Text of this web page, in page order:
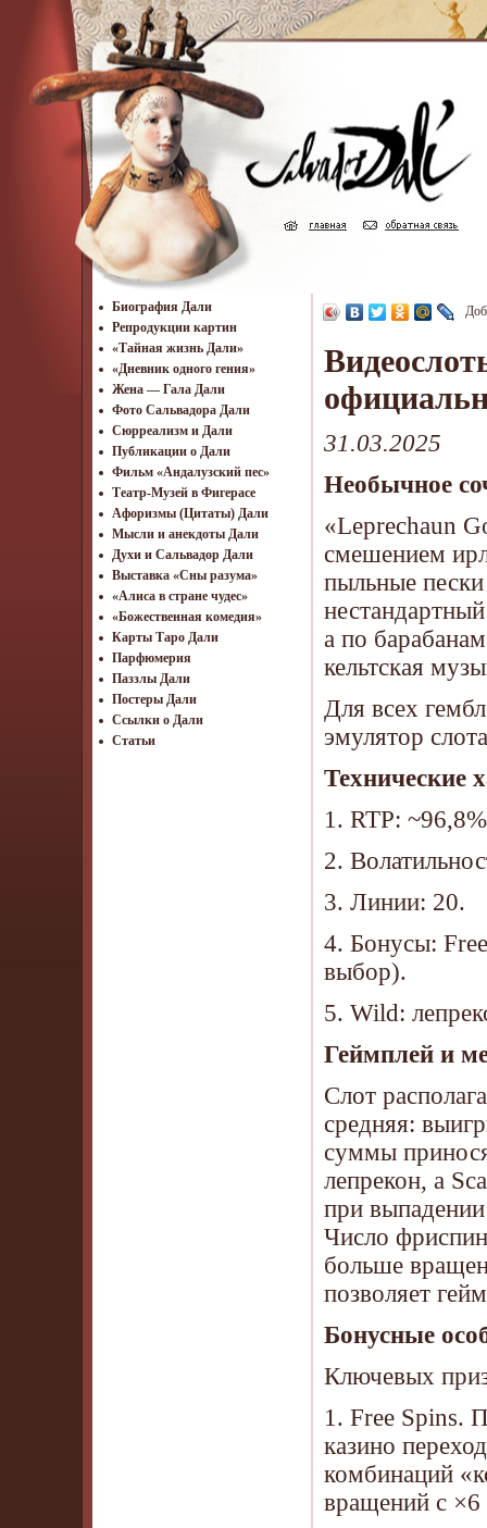
Биография Дали
Репродукции картин
«Тайная жизнь Дали»
«Дневник одного гения»
Жена — Гала Дали
Фото Сальвадора Дали
Cюрреализм и Дали
Публикации о Дали
Фильм «Андалузский пес»
Театр-Музей в Фигерасе
Афоризмы (Цитаты) Дали
Мысли и анекдоты Дали
Духи и Сальвадор Дали
Выставка «Сны разума»
«Алиса в стране чудес»
«Божественная комедия»
Карты Таро Дали
Парфюмерия
Паззлы Дали
Постеры Дали
Ссылки о Дали
Статьи
31.03.2025
Необычное
«Leprechaun
смешением
пыльные
а по
кельтская
Для всех
эмулятор
Технические
1. RTP:
2.
3. Линии: 20.
4. Бонусы:
выбор).
5. Wild:
Геймплей и
Слот
средняя:
суммы
лепрекон, а
при
Число
больше
позволяет
Бонусные
Ключевых
1. Free Spins.
казино
комбинаций
вращений с